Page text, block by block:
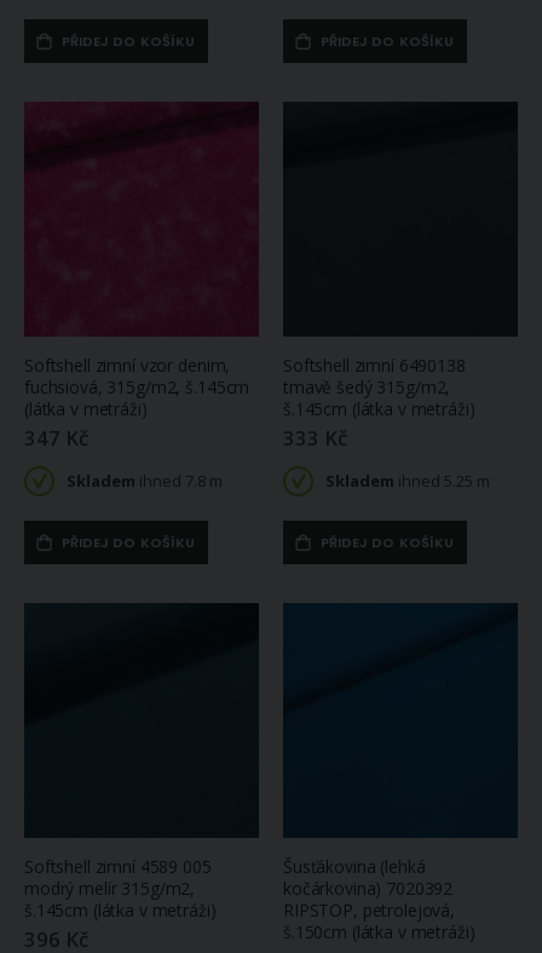
PŘIDEJ DO KOŠÍKU PŘIDEJ DO KOŠÍKU
Softshell zimní vzor denim,
fuchsiová, 315g/m2, š.145cm
(látka v metráži)
347 Kč
Skladem ihned 7.8 m
PŘIDEJ DO KOŠÍKU
Softshell zimní 6490138
tmavě šedý 315g/m2,
š.145cm (látka v metráži)
333 Kč
Skladem ihned 5.25 m
PŘIDEJ DO KOŠÍKU
Softshell zimní 4589 005
modrý melír 315g/m2,
š.145cm (látka v metráži)
396 Kč
Šusťákovina (lehká
kočárkovina) 7020392
RIPSTOP, petrolejová,
š.150cm (látka v metráži)